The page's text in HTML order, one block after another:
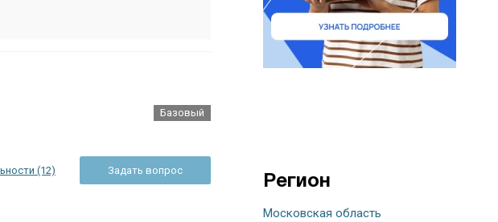
Базовый
(12) Задать вопрос
Регион
Московская область